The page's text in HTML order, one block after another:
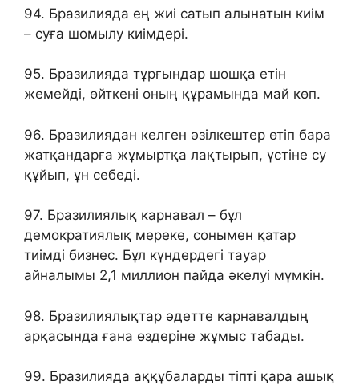
94. Бразилияда ең жиі сатып алынатын киім
– суға шомылу киімдері.
95. Бразилияда тұрғындар шошқа етін
жемейді, өйткені оның құрамында май көп.
96. Бразилиядан келген әзілкештер өтіп бара
жатқандарға жұмыртқа лақтырып, үстіне су
құйып, ұн себеді.
97. Бразилиялық карнавал – бұл
демократиялық мереке, сонымен қатар
тиімді бизнес. Бұл күндердегі тауар
айналымы 2,1 миллион пайда әкелуі мүмкін.
98. Бразилиялықтар әдетте карнавалдың
арқасында ғана өздеріне жұмыс табады.
99. Бразилияда аққұбаларды тіпті қара ашық